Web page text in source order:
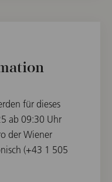
für dieses
ab 09:30 Uhr
der Wiener
(+43 1 505